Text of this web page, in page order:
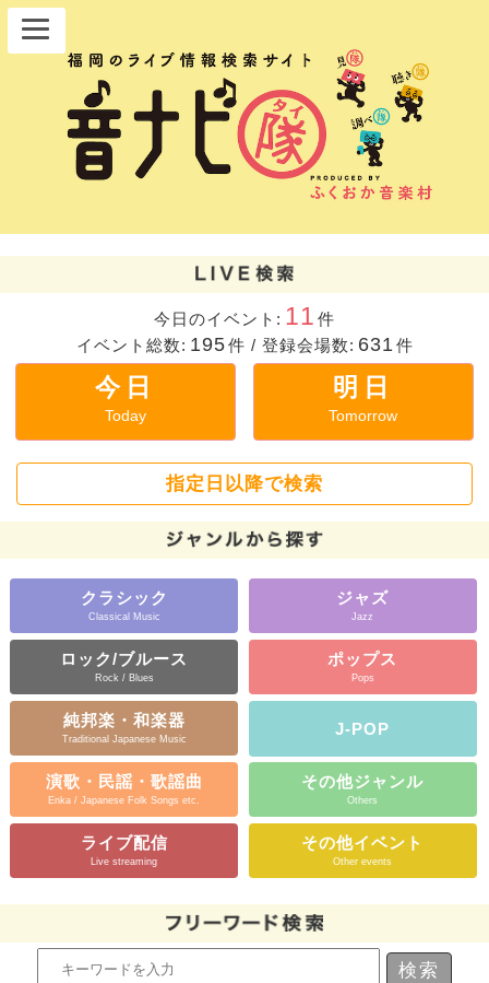
今日のイベント: 11 件
イベント総数: 195件 / 登録会場数: 631 件
今日
Today
明日
Tomorrow
指定日以降で検索
クラシック
Classical Music
ジャズ
Jazz
ロック/ブルース
Rock / Blues
ポップス
Pops
純邦楽・和楽器
Traditional Japanese Music
J-POP
演歌・民謡・歌謡曲
Enka / Japanese Folk Songs etc.
その他ジャンル
Others
ライブ配信
Live streaming
その他イベント
Other events